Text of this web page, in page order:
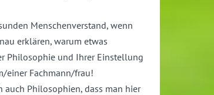
Menschenverstand, wenn
erklären, warum etwas
Philosophie und Ihrer Einstellung
einer Fachmann/frau!
Philosophien, dass man hier